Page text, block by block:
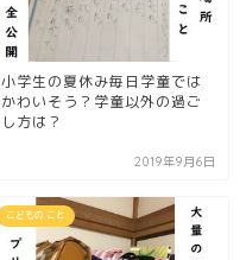
小学生の夏休み毎日学童では
かわいそう？学童以外の過ご
し方は？
2019年9月6日
こどもの こと